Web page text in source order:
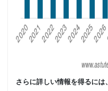
さらに詳しい情報を得るには